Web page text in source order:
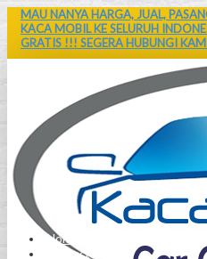
MAU NANYA HARGA, JUAL,
KACA MOBIL KE SELURUH
GRATIS !!! SEGERA HUBUNGI
Home
Contact Us